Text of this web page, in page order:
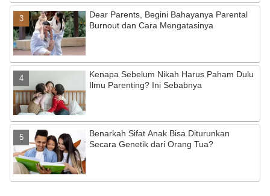
Dear Parents, Begini Bahayanya Parental
Burnout dan Cara Mengatasinya
Kenapa Sebelum Nikah Harus Paham Dulu
Ilmu Parenting? Ini Sebabnya
Benarkah Sifat Anak Bisa Diturunkan
Secara Genetik dari Orang Tua?